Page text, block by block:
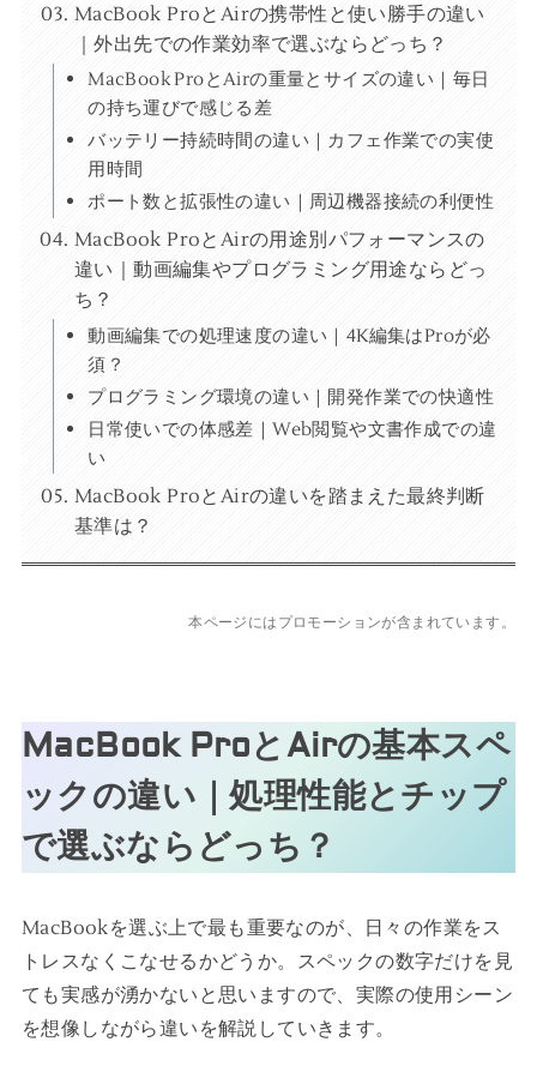
MacBook ProとAirの携帯性と使い勝手の違い
｜外出先での作業効率で選ぶならどっち？
MacBook ProとAirの重量とサイズの違い｜毎日
の持ち運びで感じる差
バッテリー持続時間の違い｜カフェ作業での実使
用時間
ポート数と拡張性の違い｜周辺機器接続の利便性
MacBook ProとAirの用途別パフォーマンスの
違い｜動画編集やプログラミング用途ならどっ
ち？
動画編集での処理速度の違い｜4K編集はProが必
須？
プログラミング環境の違い｜開発作業での快適性
日常使いでの体感差｜Web閲覧や文書作成での違
い
MacBook ProとAirの違いを踏まえた最終判断
基準は？
本ページにはプロモーションが含まれています。
MacBook ProとAirの基本スペ
ックの違い｜処理性能とチップ
で選ぶならどっち？
MacBookを選ぶ上で最も重要なのが、日々の作業をス
トレスなくこなせるかどうか。スペックの数字だけを見
ても実感が湧かないと思いますので、実際の使用シーン
を想像しながら違いを解説していきます。